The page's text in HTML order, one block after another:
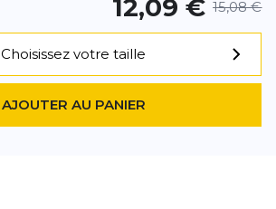
12,09 € 15,08 €
Choisissez votre taille
AJOUTER AU PANIER